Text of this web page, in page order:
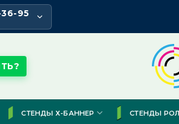
95
СТЕНДЫ Х-БАННЕР СТЕНДЫ